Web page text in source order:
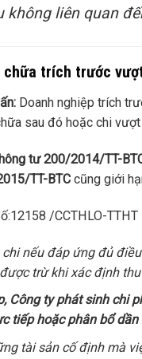
không liên quan
chữa trích trước
Doanh nghiệp trích
sau đó hoặc chi
tư 200/2014/TT-
TT-BTC cũng giới
/CCTHLO-TTHT
chi nếu đáp ứng đủ
trừ khi xác định
Công ty phát sinh chi
tiếp hoặc phân bổ
tài sản cố định mà